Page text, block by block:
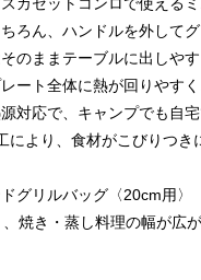
ろん、ハンドルを外して
のままテーブルに出しや
ート全体に熱が回りやす
対応で、キャンプでも自
により、食材がこびりつ
グリルバッグ〈20cm用
焼き・蒸し料理の幅が広